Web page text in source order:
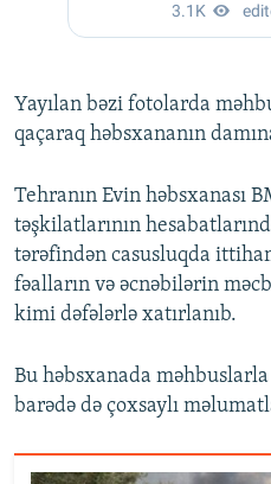
Yayılan bəzi fotolarda
qaçaraq həbsxananın
Tehranın Evin həbsxanası
təşkilatlarının
tərəfindən casusluqda
fəalların və əcnəbilərin
kimi dəfələrlə xatırlanıb.
Bu həbsxanada
barədə də çoxsaylı